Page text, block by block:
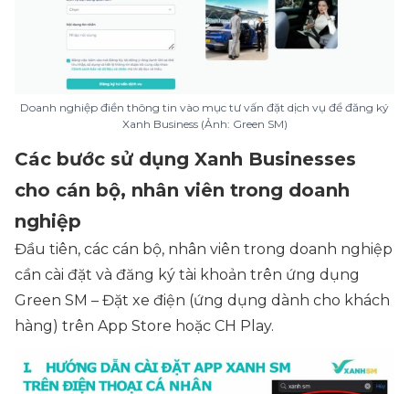
Doanh nghiệp điền thông tin vào mục tư vấn đặt dịch vụ để đăng ký
Xanh Business (Ảnh: Green SM)
Các bước sử dụng Xanh Businesses
cho cán bộ, nhân viên trong doanh
nghiệp
Đầu tiên, các cán bộ, nhân viên trong doanh nghiệp
cần cài đặt và đăng ký tài khoản trên ứng dụng
Green SM – Đặt xe điện (ứng dụng dành cho khách
hàng) trên App Store hoặc CH Play.